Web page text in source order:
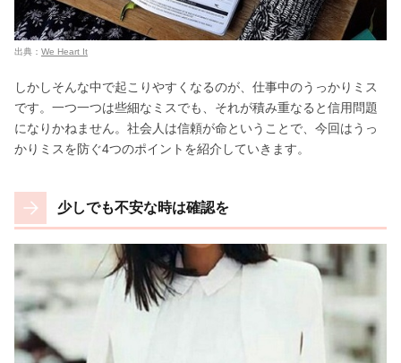
出典： We Heart It
しかしそんな中で起こりやすくなるのが、仕事中のうっかりミス
です。一つ一つは些細なミスでも、それが積み重なると信用問題
になりかねません。社会人は信頼が命ということで、今回はうっ
かりミスを防ぐ4つのポイントを紹介していきます。
少しでも不安な時は確認を